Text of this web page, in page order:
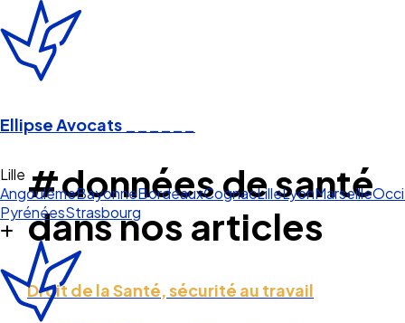
Ellipse Avocats
Li
AngoulêmeBayonneBordeauxCognacLilleLyonMarseille
PyrénéesStrasbourg
#données de santé
dans nos articles
Droit de la Santé, sécurité au travail